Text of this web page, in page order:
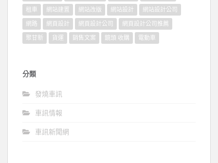
租車
網站建置 網站改版 網站設計
網站設計公司
網路
網頁設計 網頁設計公司
網頁設計公司推薦
聚甘新
貨運 銷售文案 鏡頭 收購 電動車
分類
發燒車訊
車訊情報
車訊新聞網